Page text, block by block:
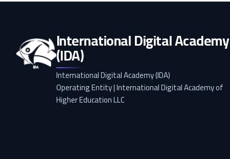
International Digital Academy
(IDA)
International Digital Academy (IDA)
Operating Entity | International Digital Academy of
Higher Education LLC